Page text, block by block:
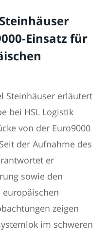
Einsatz für
Steinhäuser erläutert
bei HSL Logistik
von der Euro9000
der Aufnahme des
er
sowie den
europäischen
zeigen
im schweren